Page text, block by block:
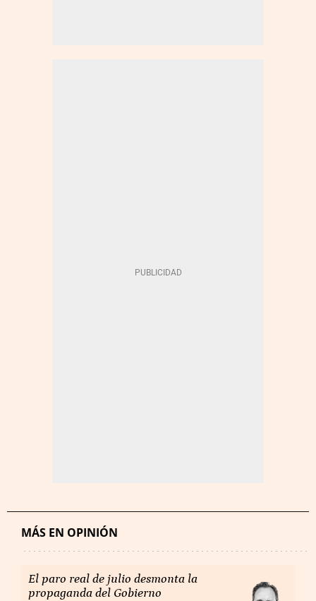
MÁS EN OPINIÓN
El paro real de julio desmonta la
propaganda del Gobierno